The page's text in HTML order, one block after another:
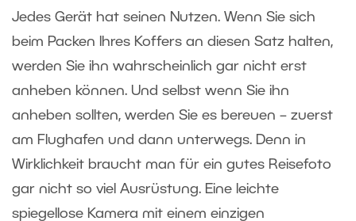
Jedes Gerät hat seinen Nutzen. Wenn Sie sich
beim Packen Ihres Koffers an diesen Satz halten,
werden Sie ihn wahrscheinlich gar nicht erst
anheben können. Und selbst wenn Sie ihn
anheben sollten, werden Sie es bereuen – zuerst
am Flughafen und dann unterwegs. Denn in
Wirklichkeit braucht man für ein gutes Reisefoto
gar nicht so viel Ausrüstung. Eine leichte
spiegellose Kamera mit einem einzigen